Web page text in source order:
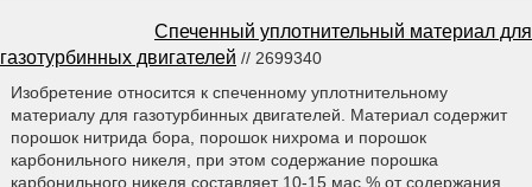
Спеченный уплотнительный материал для
газотурбинных двигателей // 2699340
Изобретение относится к спеченному уплотнительному
материалу для газотурбинных двигателей. Материал содержит
порошок нитрида бора, порошок нихрома и порошок
карбонильного никеля, при этом содержание порошка
карбонильного никеля составляет 10-15 мас.% от содержания